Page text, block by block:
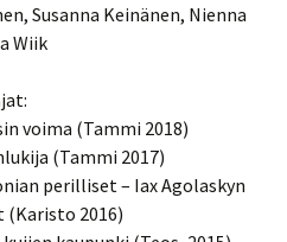
Susanna Keinänen, Nienna
Wiik
voima (Tammi 2018)
(Tammi 2017)
perilliset – Iax Agolaskyn
(Karisto 2016)